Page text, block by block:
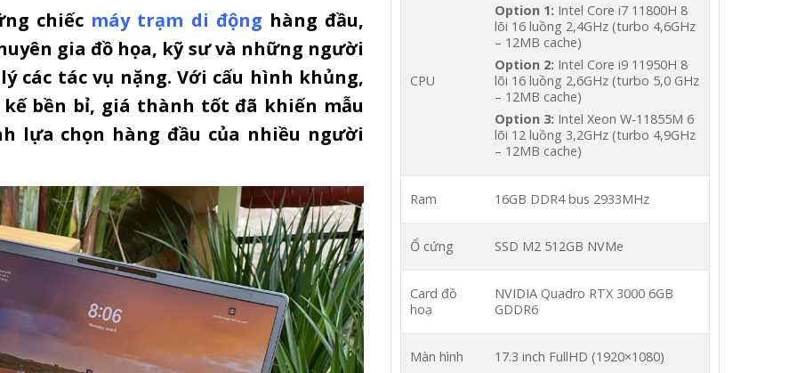
chiếc máy trạm di động hàng đầu,
gia đồ họa, kỹ sư và những người
các tác vụ nặng. Với cấu hình khủng,
bền bỉ, giá thành tốt đã khiến mẫu
lựa chọn hàng đầu của nhiều người
CPU
Option 1: Intel Core i7 11800H 8
lõi 16 luồng 2,4GHz (turbo 4,6GHz
– 12MB cache)
Option 2: Intel Core i9 11950H 8
lõi 16 luồng 2,6GHz (turbo 5,0 GHz
– 12MB cache)
Option 3: Intel Xeon W-11855M 6
lõi 12 luồng 3,2GHz (turbo 4,9GHz
– 12MB cache)
Ram 16GB DDR4 bus 2933MHz
Ổ cứng SSD M2 512GB NVMe
Card đồ
hoạ
NVIDIA Quadro RTX 3000 6GB
GDDR6
Màn hình 17.3 inch FullHD (1920×1080)